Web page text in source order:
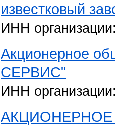
известковый
ИНН
Акционерное
СЕРВИС"
ИНН